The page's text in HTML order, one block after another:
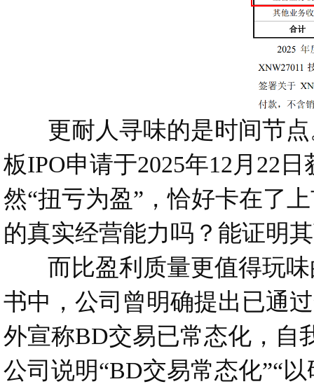
更耐人寻味的是时间节点
板IPO申请于2025年12月22
然“扭亏为盈”，恰好卡在了
的真实经营能力吗？能证明
而比盈利质量更值得玩味
书中，公司曾明确提出已通
外宣称BD交易已常态化，自
公司说明“BD交易常态化”“